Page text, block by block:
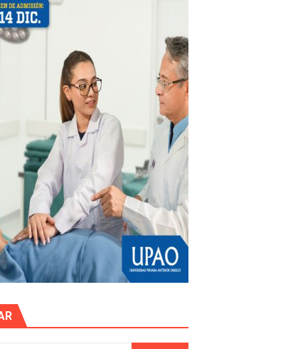
DEUDAS ELÉCTRICAS
naturales durante contratación
en La Libertad